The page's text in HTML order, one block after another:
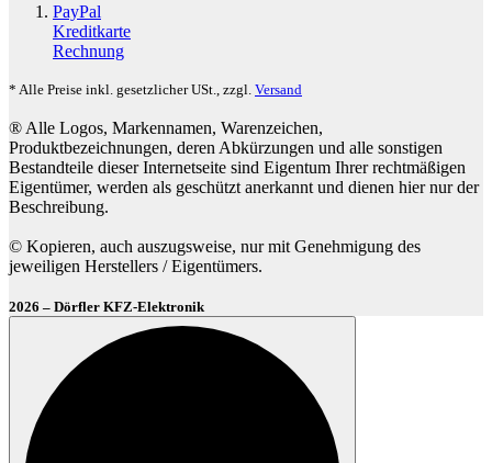
PayPal
Kreditkarte
Rechnung
* Alle Preise inkl. gesetzlicher USt., zzgl. Versand
® Alle Logos, Markennamen, Warenzeichen,
Produktbezeichnungen, deren Abkürzungen und alle sonstigen
Bestandteile dieser Internetseite sind Eigentum Ihrer rechtmäßigen
Eigentümer, werden als geschützt anerkannt und dienen hier nur der
Beschreibung.
© Kopieren, auch auszugsweise, nur mit Genehmigung des
jeweiligen Herstellers / Eigentümers.
2026 – Dörfler KFZ-Elektronik